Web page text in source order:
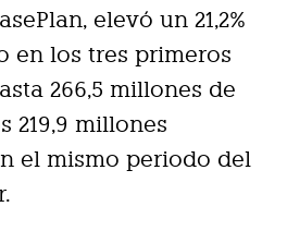
elevó un 21,2%
en los tres primeros
266,5 millones de
219,9 millones
el mismo periodo del